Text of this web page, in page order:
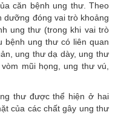
căn bệnh ung thư. Theo
dưỡng đóng vai trò khoảng
ung thư (trong khi vai trò
bệnh ung thư có liên quan
ung thư dạ dày, ung thư
mũi họng, ung thư vú,
thư được thể hiện ở hai
của các chất gây ung thư